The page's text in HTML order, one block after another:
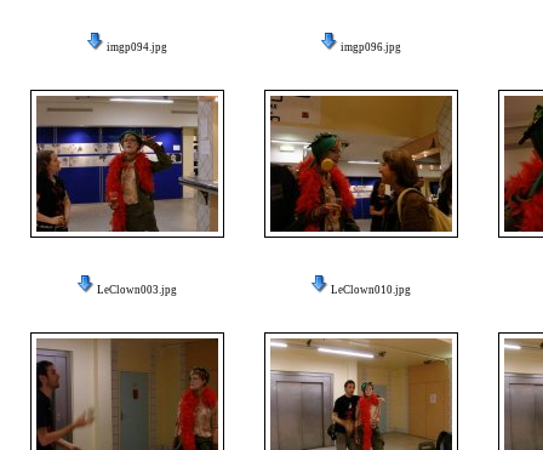
imgp094.jpg imgp096.jpg
LeClown003.jpg LeClown010.jpg